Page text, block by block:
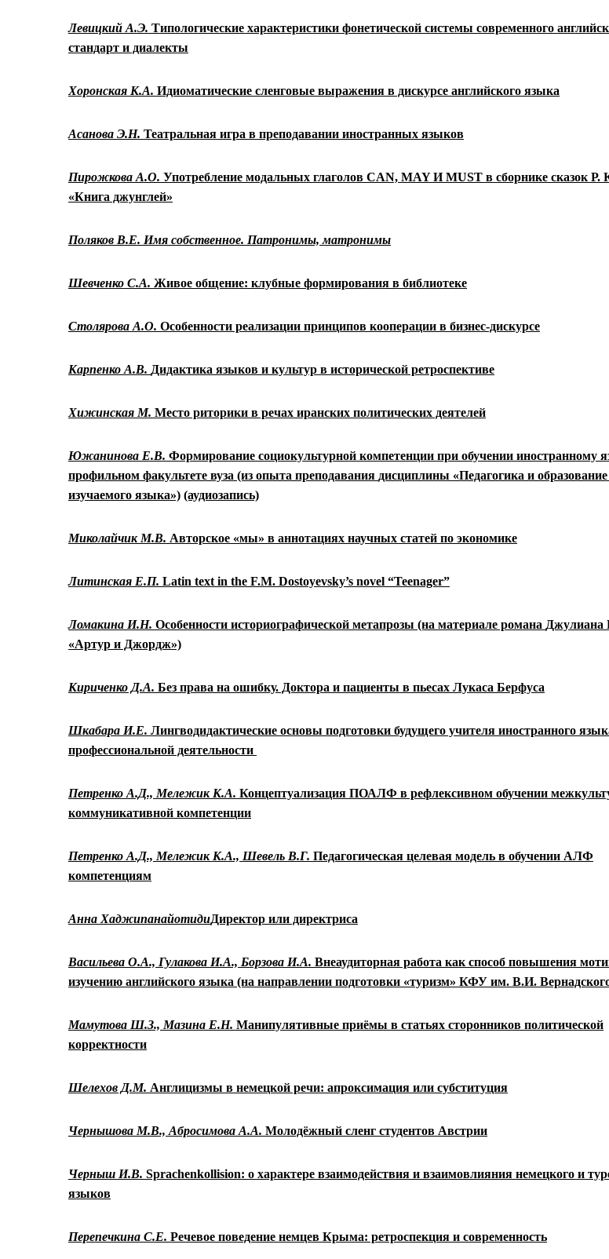
Левицкий А.Э. Типологические характеристики фонетической системы современного
стандарт и диалекты
Хоронская К.А. Идиоматические сленговые выражения в дискурсе английского языка
Асанова Э.Н. Театральная игра в преподавании иностранных языков
Пирожкова А.О. Употребление модальных глаголов CAN, MAY И MUST в сборнике сказок Р.
«Книга джунглей»
Поляков В.Е. Имя собственное. Патронимы, матронимы
Шевченко С.А. Живое общение: клубные формирования в библиотеке
Столярова А.О. Особенности реализации принципов кооперации в бизнес-дискурсе
Карпенко А.В. Дидактика языков и культур в исторической ретроспективе
Хижинская М. Место риторики в речах иранских политических деятелей
Южанинова Е.В. Формирование социокультурной компетенции при обучении иностранному
профильном факультете вуза (из опыта преподавания дисциплины «Педагогика и
изучаемого языка») (аудиозапись)
Миколайчик М.В. Авторское «мы» в аннотациях научных статей по экономике
Литинская Е.П. Latin text in the F.M. Dostoyevsky’s novel “Teenager”
Ломакина И.Н. Особенности историографической метапрозы (на материале романа Джулиана
«Артур и Джордж»)
Кириченко Д.А. Без права на ошибку. Доктора и пациенты в пьесах Лукаса Берфуса
Шкабара И.Е. Лингводидактические основы подготовки будущего учителя иностранного
профессиональной деятельности
Петренко А.Д., Мележик К.А. Концептуализация ПОАЛФ в рефлексивном обучении
коммуникативной компетенции
Петренко А.Д., Мележик К.А., Шевель В.Г. Педагогическая целевая модель в обучении АЛФ
компетенциям
Анна ХаджипанайотидиДиректор или директриса
Васильева О.А., Гулакова И.А., Борзова И.А. Внеаудиторная работа как способ повышения
изучению английского языка (на направлении подготовки «туризм» КФУ им. В.И.
Мамутова Ш.З., Мазина Е.Н. Манипулятивные приёмы в статьях сторонников политической
корректности
Шелехов Д.М. Англицизмы в немецкой речи: апроксимация или субституция
Чернышова М.В., Абросимова А.А. Молодёжный сленг студентов Австрии
Черныш И.В. Sprachenkollision: о характере взаимодействия и взаимовлияния немецкого и
языков
Перепечкина С.Е. Речевое поведение немцев Крыма: ретроспекция и современность